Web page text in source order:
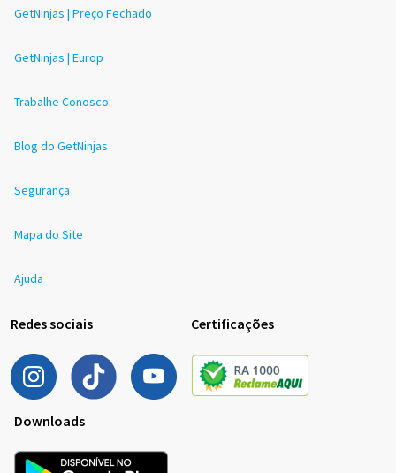
GetNinjas | Preço Fechado
GetNinjas | Europ
Trabalhe Conosco
Blog do GetNinjas
Segurança
Mapa do Site
Ajuda
Redes sociais Certificações
Downloads